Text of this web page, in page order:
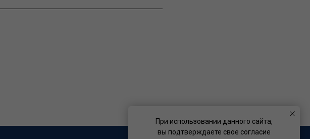
При использовании данного сайта,
вы подтверждаете свое согласие